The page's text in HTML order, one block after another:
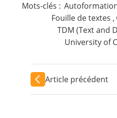
Mots-clés :
Fouille de textes ,
TDM (Text and
University of
Article précédent